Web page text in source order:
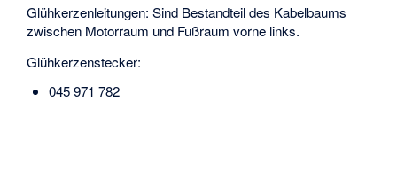
Glühkerzenleitungen: Sind Bestandteil des Kabelbaums
zwischen Motorraum und Fußraum vorne links.
Glühkerzenstecker:
045 971 782